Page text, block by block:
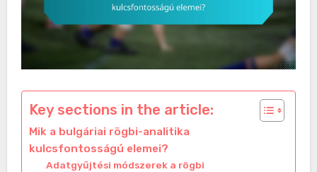
Key sections in the article:
Mik a bulgáriai rögbi-analitika
kulcsfontosságú elemei?
Adatgyűjtési módszerek a rögbi